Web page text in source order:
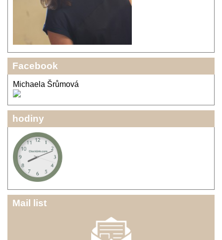
Facebook
Michaela Šrůmová
hodiny
Mail list